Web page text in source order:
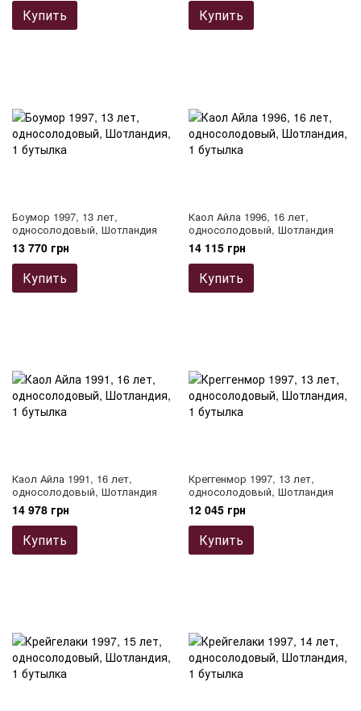
Купить Купить
Боумор 1997, 13 лет,
односолодовый, Шотландия
13 770 грн
Купить
Каол Айла 1996, 16 лет,
односолодовый, Шотландия
14 115 грн
Купить
Каол Айла 1991, 16 лет,
односолодовый, Шотландия
14 978 грн
Купить
Креггенмор 1997, 13 лет,
односолодовый, Шотландия
12 045 грн
Купить